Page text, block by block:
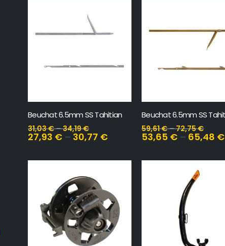
Beuchat 6.5mm SS Tahitian
31,03€–34,19€
27,93 € – 30,77 €
59,61€–72,75€
53,65 € – 65,48 €